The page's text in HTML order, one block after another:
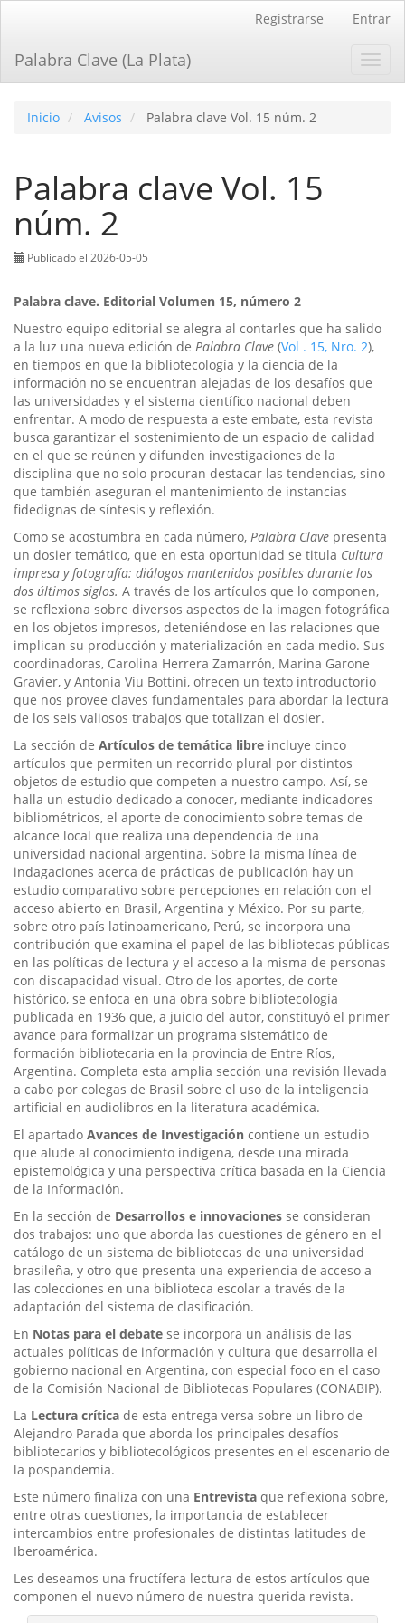
principal
Barra
Registrarse Entrar
Palabra Clave (La Plata)
Inicio Avisos Palabra clave Vol. 15 núm. 2
Palabra clave Vol. 15
núm. 2
Publicado el 2026-05-05
Palabra clave. Editorial Volumen 15, número 2
Nuestro equipo editorial se alegra al contarles que ha salido
a la luz una nueva edición de Palabra Clave (Vol . 15, Nro. 2),
en tiempos en que la bibliotecología y la ciencia de la
información no se encuentran alejadas de los desafíos que
las universidades y el sistema científico nacional deben
enfrentar. A modo de respuesta a este embate, esta revista
busca garantizar el sostenimiento de un espacio de calidad
en el que se reúnen y difunden investigaciones de la
disciplina que no solo procuran destacar las tendencias, sino
que también aseguran el mantenimiento de instancias
fidedignas de síntesis y reflexión.
Como se acostumbra en cada número, Palabra Clave presenta
un dosier temático, que en esta oportunidad se titula Cultura
impresa y fotografía: diálogos mantenidos posibles durante los
dos últimos siglos. A través de los artículos que lo componen,
se reflexiona sobre diversos aspectos de la imagen fotográfica
en los objetos impresos, deteniéndose en las relaciones que
implican su producción y materialización en cada medio. Sus
coordinadoras, Carolina Herrera Zamarrón, Marina Garone
Gravier, y Antonia Viu Bottini, ofrecen un texto introductorio
que nos provee claves fundamentales para abordar la lectura
de los seis valiosos trabajos que totalizan el dosier.
La sección de Artículos de temática libre incluye cinco
artículos que permiten un recorrido plural por distintos
objetos de estudio que competen a nuestro campo. Así, se
halla un estudio dedicado a conocer, mediante indicadores
bibliométricos, el aporte de conocimiento sobre temas de
alcance local que realiza una dependencia de una
universidad nacional argentina. Sobre la misma línea de
indagaciones acerca de prácticas de publicación hay un
estudio comparativo sobre percepciones en relación con el
acceso abierto en Brasil, Argentina y México. Por su parte,
sobre otro país latinoamericano, Perú, se incorpora una
contribución que examina el papel de las bibliotecas públicas
en las políticas de lectura y el acceso a la misma de personas
con discapacidad visual. Otro de los aportes, de corte
histórico, se enfoca en una obra sobre bibliotecología
publicada en 1936 que, a juicio del autor, constituyó el primer
avance para formalizar un programa sistemático de
formación bibliotecaria en la provincia de Entre Ríos,
Argentina. Completa esta amplia sección una revisión llevada
a cabo por colegas de Brasil sobre el uso de la inteligencia
artificial en audiolibros en la literatura académica.
El apartado Avances de Investigación contiene un estudio
que alude al conocimiento indígena, desde una mirada
epistemológica y una perspectiva crítica basada en la Ciencia
de la Información.
En la sección de Desarrollos e innovaciones se consideran
dos trabajos: uno que aborda las cuestiones de género en el
catálogo de un sistema de bibliotecas de una universidad
brasileña, y otro que presenta una experiencia de acceso a
las colecciones en una biblioteca escolar a través de la
adaptación del sistema de clasificación.
En Notas para el debate se incorpora un análisis de las
actuales políticas de información y cultura que desarrolla el
gobierno nacional en Argentina, con especial foco en el caso
de la Comisión Nacional de Bibliotecas Populares (CONABIP).
La Lectura crítica de esta entrega versa sobre un libro de
Alejandro Parada que aborda los principales desafíos
bibliotecarios y bibliotecológicos presentes en el escenario de
la pospandemia.
Este número finaliza con una Entrevista que reflexiona sobre,
entre otras cuestiones, la importancia de establecer
intercambios entre profesionales de distintas latitudes de
Iberoamérica.
Les deseamos una fructífera lectura de estos artículos que
componen el nuevo número de nuestra querida revista.